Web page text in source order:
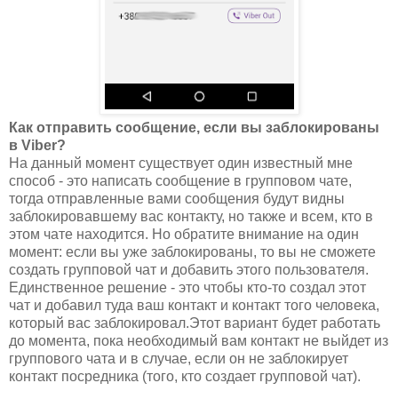
Как отправить сообщение, если вы заблокированы
в Viber?
На данный момент существует один известный мне
способ - это написать сообщение в групповом чате,
тогда отправленные вами сообщения будут видны
заблокировавшему вас контакту, но также и всем, кто в
этом чате находится. Но обратите внимание на один
момент: если вы уже заблокированы, то вы не сможете
создать групповой чат и добавить этого пользователя.
Единственное решение - это чтобы кто-то создал этот
чат и добавил туда ваш контакт и контакт того человека,
который вас заблокировал.Этот вариант будет работать
до момента, пока необходимый вам контакт не выйдет из
группового чата и в случае, если он не заблокирует
контакт посредника (того, кто создает групповой чат).